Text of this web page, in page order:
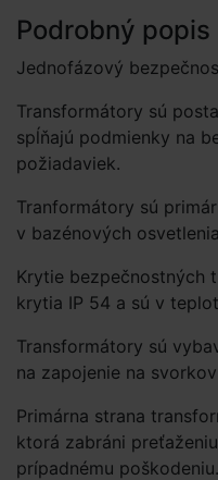
Podrobný popis
Jednofázový
Transformátory sú
spĺňajú podmienky na
požiadaviek.
Tranformátory sú
v bazénových
Krytie bezpečnostných
krytia IP 54 a sú v
Transformátory sú
na zapojenie na
Primárna strana
ktorá zabráni
prípadnému